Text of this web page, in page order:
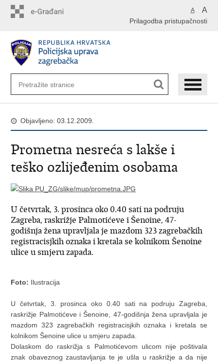
A A
Prilagodba pristupačnosti
Objavljeno: 03.12.2009.
Prometna nesreća s lakše i
teško ozlijeđenim osobama
U četvrtak, 3. prosinca oko 0.40 sati na podruju
Zagreba, raskrižje Palmotićeve i Šenoine, 47-
godišnja žena upravljala je mazdom 323 zagrebačkih
registracisjkih oznaka i kretala se kolnikom Šenoine
ulice u smjeru zapada.
Foto: Ilustracija
U četvrtak, 3. prosinca oko 0.40 sati na podruju Zagreba,
raskrižje Palmotićeve i Šenoine, 47-godišnja žena upravljala je
mazdom 323 zagrebačkih registracisjkih oznaka i kretala se
kolnikom Šenoine ulice u smjeru zapada.
Dolaskom do raskrižja s Palmotićevom ulicom nije poštivala
znak obaveznog zaustavljanja te je ušla u raskrižje a da nije